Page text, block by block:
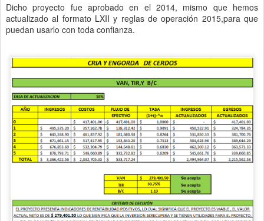
Dicho proyecto fue aprobado en el 2014, mismo que hemos
actualizado al formato LXII y reglas de operación 2015,para que
puedan usarlo con toda confianza.